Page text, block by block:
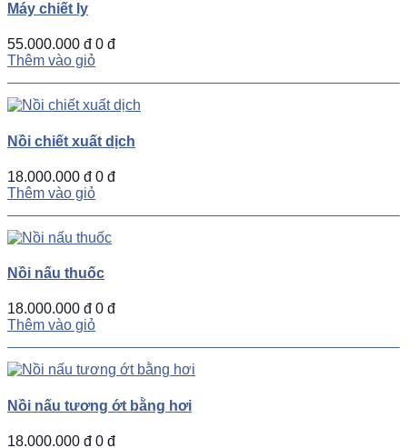
Máy chiết ly
55.000.000 đ 0 đ
Thêm vào giỏ
Nồi chiết xuất dịch
18.000.000 đ 0 đ
Thêm vào giỏ
Nồi nấu thuốc
18.000.000 đ 0 đ
Thêm vào giỏ
Nồi nấu tương ớt bằng hơi
18.000.000 đ 0 đ